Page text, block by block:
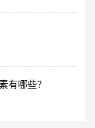
有哪些？